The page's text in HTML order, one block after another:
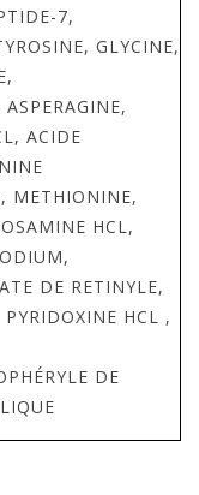
7,
GLYCINE,
ACIDE
METHIONINE,
HCL,
DE RETINYLE,
HCL ,
DE